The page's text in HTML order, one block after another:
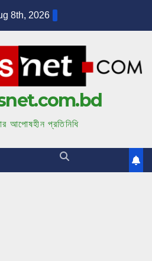
8th, 2026
আপোষহীন প্রতিনিধি